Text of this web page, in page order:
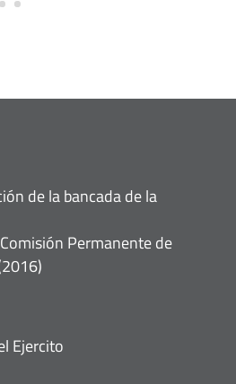
de la bancada de la
Permanente de
Ejercito